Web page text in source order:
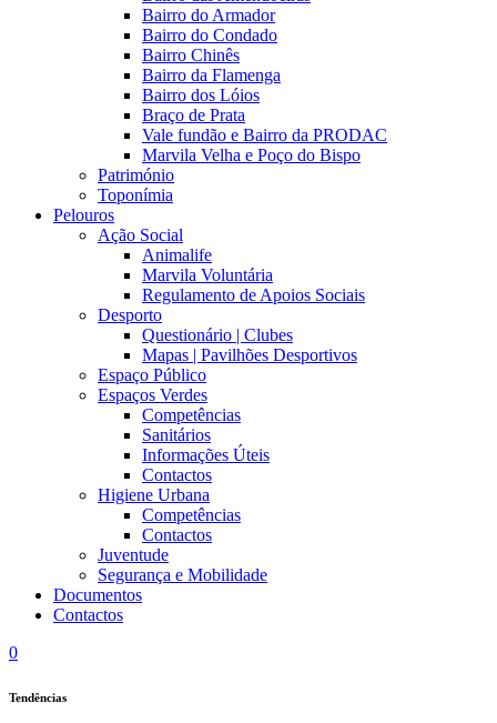
Bairro do Armador
Bairro do Condado
Bairro Chinês
Bairro da Flamenga
Bairro dos Lóios
Braço de Prata
Vale fundão e Bairro da PRODAC
Marvila Velha e Poço do Bispo
Património
Toponímia
Pelouros
Ação Social
Animalife
Marvila Voluntária
Regulamento de Apoios Sociais
Desporto
Questionário | Clubes
Mapas | Pavilhões Desportivos
Espaço Público
Espaços Verdes
Competências
Sanitários
Informações Úteis
Contactos
Higiene Urbana
Competências
Contactos
Juventude
Segurança e Mobilidade
Documentos
Contactos
0
Tendências